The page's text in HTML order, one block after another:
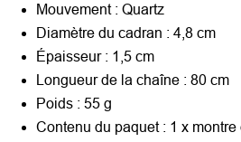
Mouvement : Quartz
Diamètre du cadran : 4,8 cm
Épaisseur : 1,5 cm
Longueur de la chaîne : 80 cm
Poids : 55 g
Contenu du paquet : 1 x